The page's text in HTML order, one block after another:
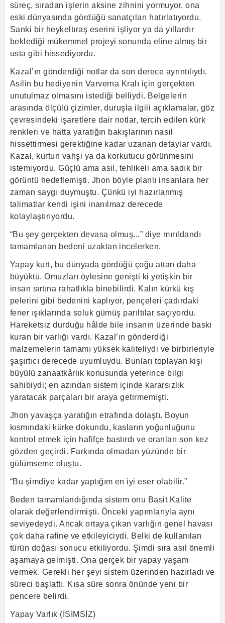
süreç, sıradan işlerin aksine zihnini yormuyor, ona
eski dünyasında gördüğü sanatçıları hatırlatıyordu.
Sanki bir heykeltıraş eserini işliyor ya da yıllardır
beklediği mükemmel projeyi sonunda eline almış bir
usta gibi hissediyordu.
Kazal’ın gönderdiği notlar da son derece ayrıntılıydı.
Asilin bu hediyenin Varverna Kralı için gerçekten
unutulmaz olmasını istediği belliydi. Belgelerin
arasında ölçülü çizimler, duruşla ilgili açıklamalar, göz
çevresindeki işaretlere dair notlar, tercih edilen kürk
renkleri ve hatta yaratığın bakışlarının nasıl
hissettirmesi gerektiğine kadar uzanan detaylar vardı.
Kazal, kurtun vahşi ya da korkutucu görünmesini
istemiyordu. Güçlü ama asil, tehlikeli ama sadık bir
görüntü hedeflemişti. Jhon böyle planlı insanlara her
zaman saygı duymuştu. Çünkü iyi hazırlanmış
talimatlar kendi işini inanılmaz derecede
kolaylaştırıyordu.
“Bu şey gerçekten devasa olmuş...” diye mırıldandı
tamamlanan bedeni uzaktan incelerken.
Yapay kurt, bu dünyada gördüğü çoğu attan daha
büyüktü. Omuzları öylesine genişti ki yetişkin bir
insan sırtına rahatlıkla binebilirdi. Kalın kürkü kış
pelerini gibi bedenini kaplıyor, pençeleri çadırdaki
fener ışıklarında soluk gümüş parıltılar saçıyordu.
Hareketsiz durduğu hâlde bile insanın üzerinde baskı
kuran bir varlığı vardı. Kazal’ın gönderdiği
malzemelerin tamamı yüksek kaliteliydi ve birbirleriyle
şaşırtıcı derecede uyumluydu. Bunları toplayan kişi
büyülü zanaatkârlık konusunda yeterince bilgi
sahibiydi; en azından sistem içinde kararsızlık
yaratacak parçaları bir araya getirmemişti.
Jhon yavaşça yaratığın etrafında dolaştı. Boyun
kısmındaki kürke dokundu, kasların yoğunluğunu
kontrol etmek için hafifçe bastırdı ve oranları son kez
gözden geçirdi. Farkında olmadan yüzünde bir
gülümseme oluştu.
“Bu şimdiye kadar yaptığım en iyi eser olabilir.”
Beden tamamlandığında sistem onu Basit Kalite
olarak değerlendirmişti. Önceki yapımlarıyla aynı
seviyedeydi. Ancak ortaya çıkan varlığın genel havası
çok daha rafine ve etkileyiciydi. Belki de kullanılan
türün doğası sonucu etkiliyordu. Şimdi sıra asıl önemli
aşamaya gelmişti. Ona gerçek bir yapay yaşam
vermek. Gerekli her şeyi sistem üzerinden hazırladı ve
süreci başlattı. Kısa süre sonra önünde yeni bir
pencere belirdi.
Yapay Varlık (İSİMSİZ)